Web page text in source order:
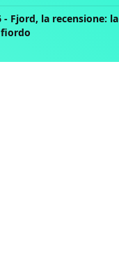
- Fjord, la recensione: la